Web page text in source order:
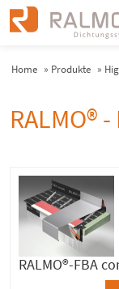
Home » Produkte »
RALMO®
RALMO®-FBA